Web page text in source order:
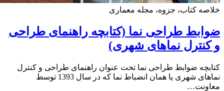
کتاب، جزوه، مجله معماری
طراحی نما (کتابچه راهنمای طراحی
نماهای شهری)
ضوابط طراحی نما تحت عنوان راهنمای طراحی و کنترل
نماهای شهری یا همان انضباط نما که در سال 1393 توسط